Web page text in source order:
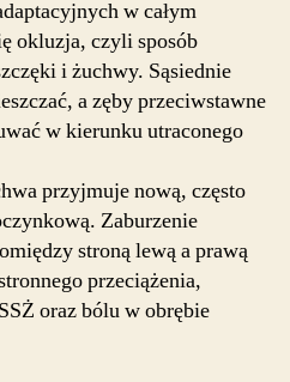
w całym
okluzja, czyli sposób
i żuchwy. Sąsiednie
a zęby przeciwstawne
w kierunku utraconego
przyjmuje nową, często
Zaburzenie
stroną lewą a prawą
przeciążenia,
oraz bólu w obrębie